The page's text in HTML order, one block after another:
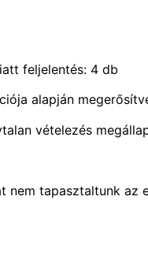
feljelentés: 4 db
alapján
vételezés
nem tapasztaltunk az